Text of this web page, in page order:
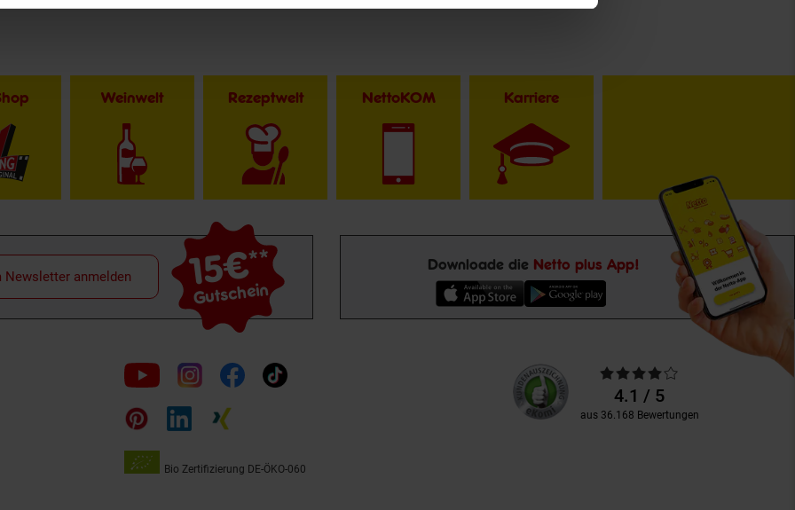
Weinwelt Rezeptwelt NettoKOM Karriere
15€**
Gutschein
Newsletter anmelden
Downloade die Netto plus App!
Folge
uns
auf
Bio Zertifizierung DE-ÖKO-060
Unsere
Kundenbewertungen
Durchschnittliche
Bewertungen4.1 / 5
aus 36.168 Bewertungen